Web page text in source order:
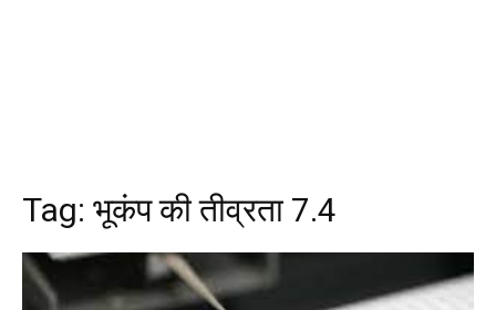
Tag: भूकंप की तीव्रता 7.4